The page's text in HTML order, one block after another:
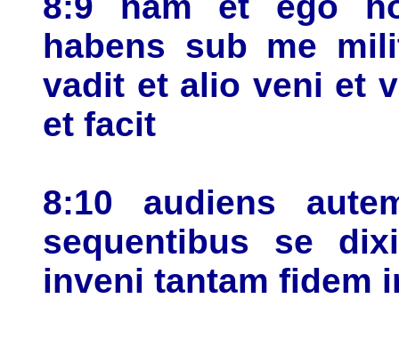
habens sub me
vadit et alio veni et
et facit
8:10 audiens
sequentibus se
inveni tantam fidem